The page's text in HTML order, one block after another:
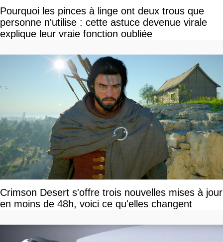
Pourquoi les pinces à linge ont deux trous que
personne n'utilise : cette astuce devenue virale
explique leur vraie fonction oubliée
Crimson Desert s'offre trois nouvelles mises à jour
en moins de 48h, voici ce qu'elles changent